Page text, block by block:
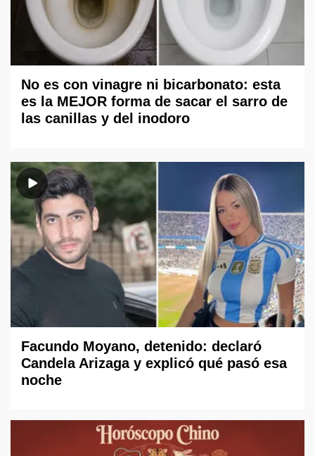
No es con vinagre ni bicarbonato: esta
es la MEJOR forma de sacar el sarro de
las canillas y del inodoro
Facundo Moyano, detenido: declaró
Candela Arizaga y explicó qué pasó esa
noche